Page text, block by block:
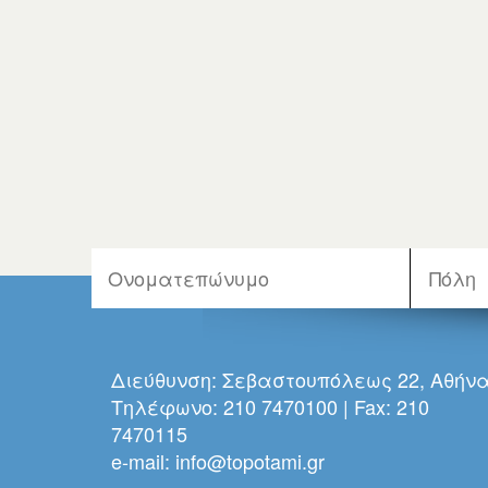
Διεύθυνση: Σεβαστουπόλεως 22,
Τηλέφωνο: 210 7470100 | Fax: 210
7470115
e-mail: info@topotami.gr